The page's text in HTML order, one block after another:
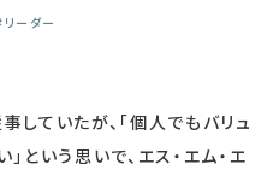
リーダー
ていたが、「個人でもバリュ
という思いで、エス・エム・エ